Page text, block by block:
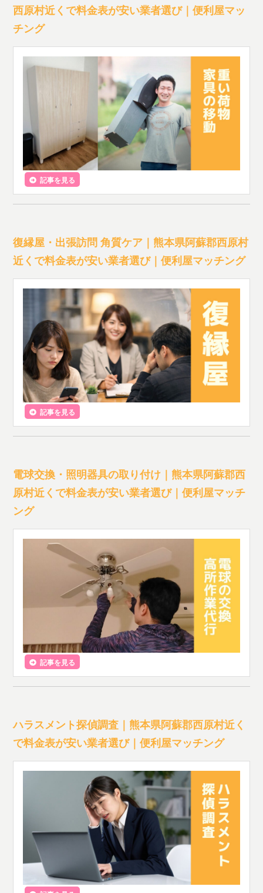
西原村近くで料金表が安い業者選び｜便利屋マッ
チング
記事を見る
復縁屋・出張訪問 角質ケア｜熊本県阿蘇郡西原村
近くで料金表が安い業者選び｜便利屋マッチング
記事を見る
電球交換・照明器具の取り付け｜熊本県阿蘇郡西
原村近くで料金表が安い業者選び｜便利屋マッチ
ング
記事を見る
ハラスメント探偵調査｜熊本県阿蘇郡西原村近く
で料金表が安い業者選び｜便利屋マッチング